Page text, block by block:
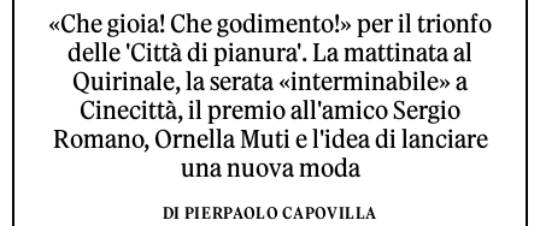
«Che gioia! Che godimento!» per il trionfo
delle 'Città di pianura'. La mattinata al
Quirinale, la serata «interminabile» a
Cinecittà, il premio all'amico Sergio
Romano, Ornella Muti e l'idea di lanciare
una nuova moda
DI PIERPAOLO CAPOVILLA